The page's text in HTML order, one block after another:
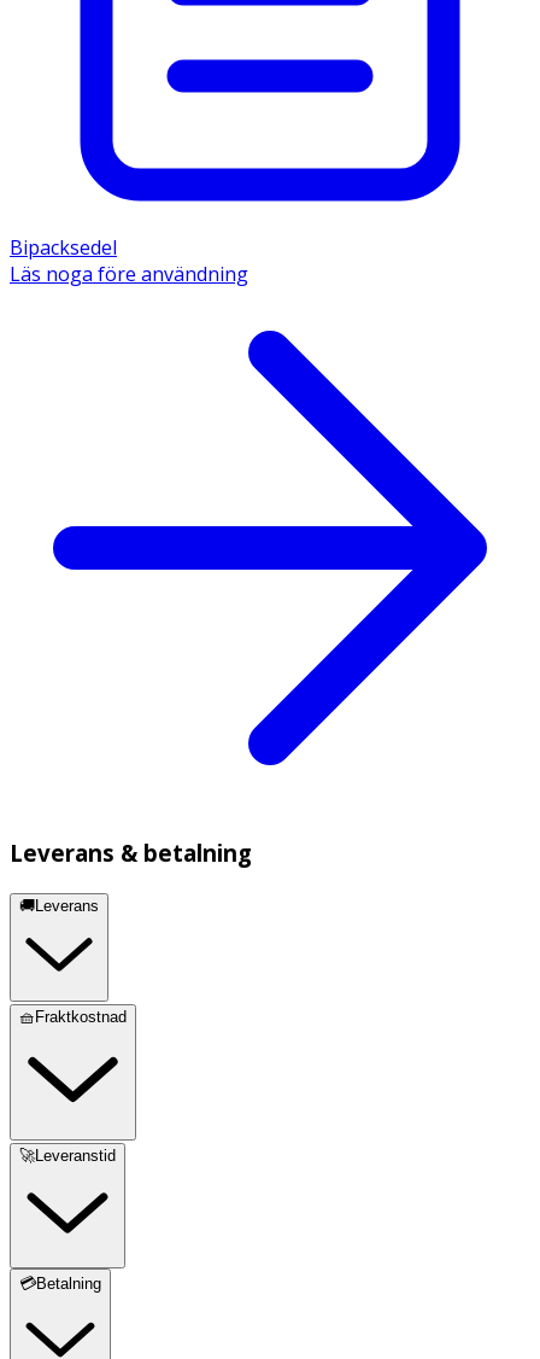
Bipacksedel
Läs noga före användning
Leverans & betalning
🚚Leverans
🧺Fraktkostnad
🚀Leveranstid
💳Betalning